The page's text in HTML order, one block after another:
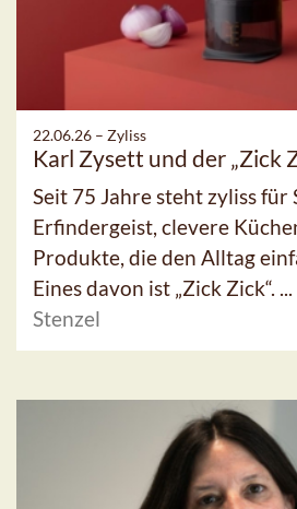
22.06.26 – Zyliss
Karl Zysett und der „Zick
Seit 75 Jahre steht zyliss für
Erfindergeist, clevere
Produkte, die den Alltag
Eines davon ist „Zick Zick“. ...
Stenzel